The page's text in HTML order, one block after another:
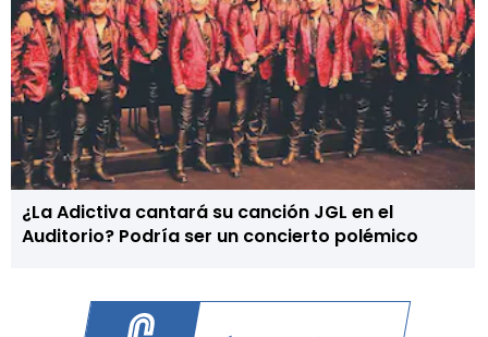
¿La Adictiva cantará su canción JGL en el
Auditorio? Podría ser un concierto polémico